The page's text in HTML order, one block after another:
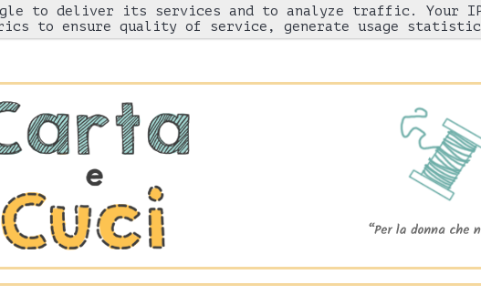
HOME Chi sono "Come l'ho fatto"
to deliver its services and to analyze traffic. Your IP
to ensure quality of service, generate usage